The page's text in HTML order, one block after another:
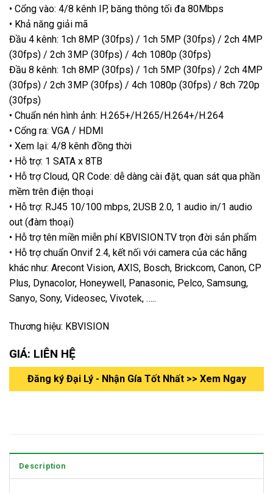
• Cổng vào: 4/8 kênh IP, băng thông tối đa 80Mbps
• Khả năng giải mã
Đầu 4 kênh: 1ch 8MP (30fps) / 1ch 5MP (30fps) / 2ch 4MP
(30fps) / 2ch 3MP (30fps) / 4ch 1080p (30fps)
Đầu 8 kênh: 1ch 8MP (30fps) / 1ch 5MP (30fps) / 2ch 4MP
(30fps) / 2ch 3MP (30fps) / 4ch 1080p (30fps) / 8ch 720p
(30fps)
• Chuẩn nén hình ảnh: H.265+/H.265/H.264+/H.264
• Cổng ra: VGA / HDMI
• Xem lại: 4/8 kênh đồng thời
• Hỗ trợ: 1 SATA x 8TB
• Hỗ trợ Cloud, QR Code: dễ dàng cài đặt, quan sát qua phần
mềm trên điện thoại
• Hỗ trợ: RJ45 10/100 mbps, 2USB 2.0, 1 audio in/1 audio
out (đàm thoại)
• Hỗ trợ tên miền miễn phí KBVISION.TV trọn đời sản phẩm
• Hỗ trợ chuẩn Onvif 2.4, kết nối với camera của các hãng
khác như: Arecont Vision, AXIS, Bosch, Brickcom, Canon, CP
Plus, Dynacolor, Honeywell, Panasonic, Pelco, Samsung,
Sanyo, Sony, Videosec, Vivotek, …..
Thương hiệu: KBVISION
GIÁ: LIÊN HỆ
Đăng ký Đại Lý - Nhận Gía Tốt Nhất >> Xem Ngay
Description